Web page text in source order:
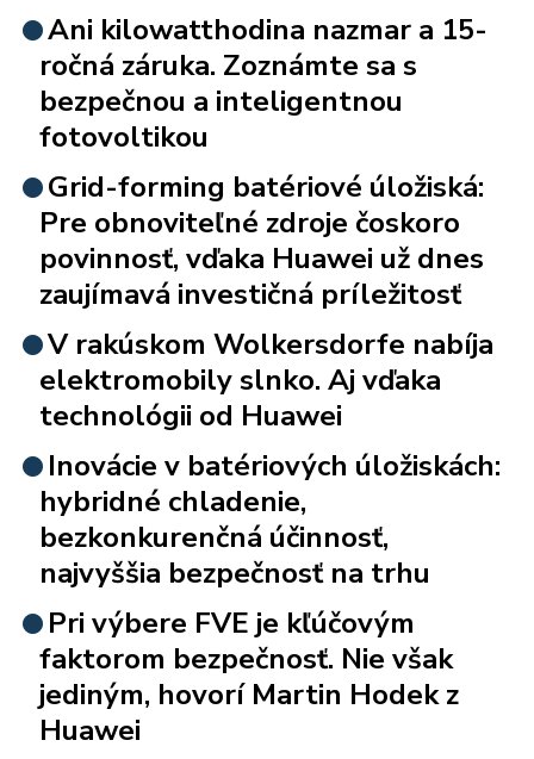
Ani kilowatthodina nazmar a 15-
ročná záruka. Zoznámte sa s
bezpečnou a inteligentnou
fotovoltikou
Grid-forming batériové úložiská:
Pre obnoviteľné zdroje čoskoro
povinnosť, vďaka Huawei už dnes
zaujímavá investičná príležitosť
V rakúskom Wolkersdorfe nabíja
elektromobily slnko. Aj vďaka
technológii od Huawei
Inovácie v batériových úložiskách:
hybridné chladenie,
bezkonkurenčná účinnosť,
najvyššia bezpečnosť na trhu
Pri výbere FVE je kľúčovým
faktorom bezpečnosť. Nie však
jediným, hovorí Martin Hodek z
Huawei